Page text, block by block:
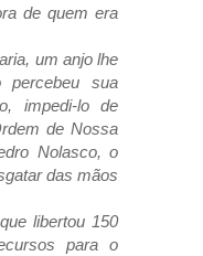
de quem era
um anjo lhe
percebeu sua
impedi-lo de
de Nossa
Nolasco, o
das mãos
libertou 150
para o